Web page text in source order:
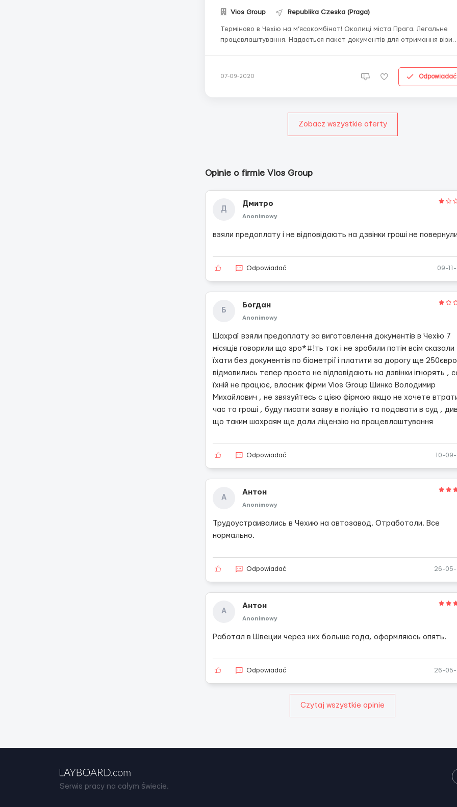
Vios Group Republika Czeska (Praga)
Терміново в Чехію на м’ясокомбінат! Околиці міста Прага. Легальне
працевлаштування. Надається пакет документів для отримання візи.
07-09-2020 Odpowiadać
Zobacz wszystkie oferty
Opinie o firmie Vios Group
Д
Дмитро
Anonimowy
взяли предоплату і не відповідають на дзвінки гроші не повернули
Odpowiadać 09-
Б
Богдан
Anonimowy
Шахраї взяли предоплату за виготовлення документів в Чехію 7
місяців говорили що зро*#!ть так і не зробили потім всім сказали
їхати без документів по біометрії і платити за дорогу ще 250євро
відмовились тепер просто не відповідають на дзвінки ігнорять ,
їхній не працює, власник фірми Vios Group Шинко Володимир
Михайлович , не звязуйтесь с цією фірмою якщо не хочете
час та гроші , буду писати заяву в поліцію та подавати в суд ,
що таким шахраям ще дали ліцензію на працевлаштування
Odpowiadać 10-
А
Антон
Anonimowy
Трудоустраивались в Чехию на автозавод. Отработали. Все
нормально.
Odpowiadać 26-
А
Антон
Anonimowy
Работал в Швеции через них больше года, оформляюсь опять.
Odpowiadać 26-
Czytaj wszystkie opinie
Serwis pracy na całym świecie.